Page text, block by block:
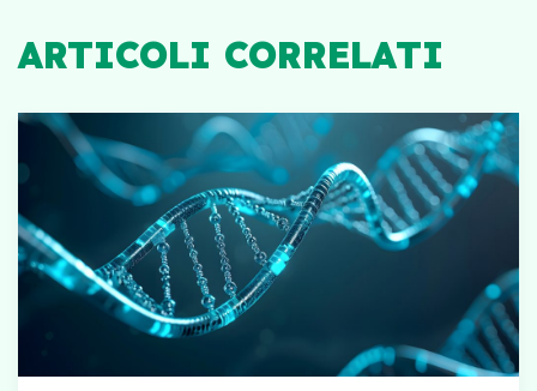
ARTICOLI CORRELATI